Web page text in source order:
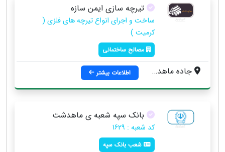
تیرچه سازی ایمن سازه
ساخت و اجرای انواع تیرچه های فلزی (
کرمیت )
مصالح ساختمانی
جاده ماهدشت ، زیبا دشت ، فرخ آباد ، جنب آتش نشانی اطلاعات بیشتر
بانک سپه شعبه ی ماهدشت
کد شعبه : 1629
شعب بانک سپه